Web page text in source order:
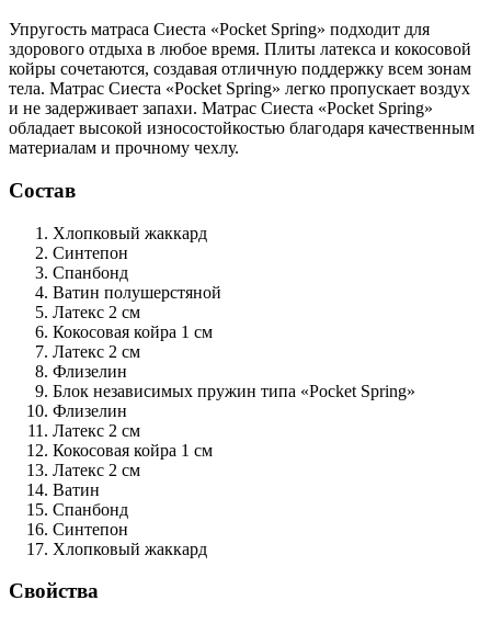
Упругость матраса Сиеста «Pocket Spring» подходит для
здорового отдыха в любое время. Плиты латекса и кокосовой
койры сочетаются, создавая отличную поддержку всем зонам
тела. Матрас Сиеста «Pocket Spring» легко пропускает воздух
и не задерживает запахи. Матрас Сиеста «Pocket Spring»
обладает высокой износостойкостью благодаря качественным
материалам и прочному чехлу.
Состав
Хлопковый жаккард
Синтепон
Спанбонд
Ватин полушерстяной
Латекс 2 см
Кокосовая койра 1 см
Латекс 2 см
Флизелин
Блок независимых пружин типа «Pocket Spring»
Флизелин
Латекс 2 см
Кокосовая койра 1 см
Латекс 2 см
Ватин
Спанбонд
Синтепон
Хлопковый жаккард
Свойства